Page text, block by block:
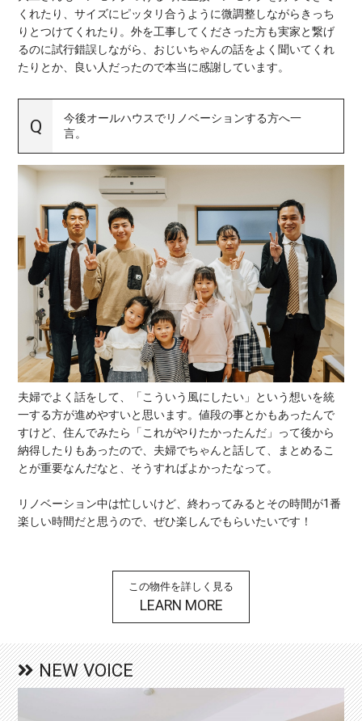
くれたり、サイズにピッタリ合うように微調整しながらきっち
りとつけてくれたり。外を工事してくださった方も実家と繋げ
るのに試行錯誤しながら、おじいちゃんの話をよく聞いてくれ
たりとか、良い人だったので本当に感謝しています。
今後オールハウスでリノベーションする方へ一
言。
夫婦でよく話をして、「こういう風にしたい」という想いを統
一する方が進めやすいと思います。値段の事とかもあったんで
すけど、住んでみたら「これがやりたかったんだ」って後から
納得したりもあったので、夫婦でちゃんと話して、まとめるこ
とが重要なんだなと、そうすればよかったなって。
リノベーション中は忙しいけど、終わってみるとその時間が1番
楽しい時間だと思うので、ぜひ楽しんでもらいたいです！
この物件を詳しく見る
LEARN MORE
NEW VOICE